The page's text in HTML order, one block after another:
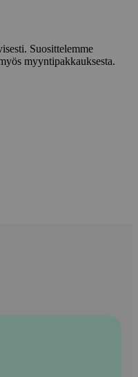
Suosittelemme
myyntipakkauksesta.